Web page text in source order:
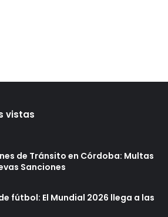
vistas
de Tránsito en Córdoba: Multas
Sanciones
fútbol: El Mundial 2026 llega a las